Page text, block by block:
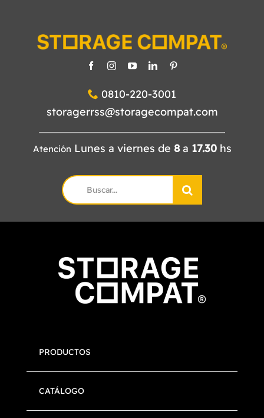
0810-220-3001
storagerrss@storagecompat.com
Atención Lunes a viernes de 8a 17.30hs
Search
for:
PRODUCTOS
CATÁLOGO